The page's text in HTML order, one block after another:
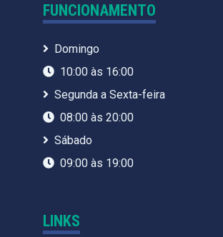
FUNCIONAMENTO
Domingo
10:00 às 16:00
Segunda a Sexta-feira
08:00 às 20:00
Sábado
09:00 às 19:00
LINKS